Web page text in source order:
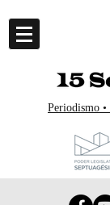
Periodismo